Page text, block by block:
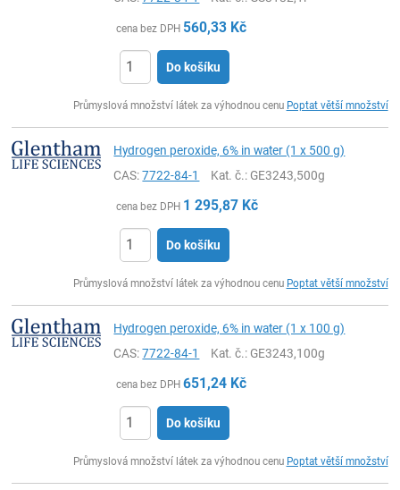
cena bez DPH 560,33 Kč
Do košíku
Průmyslová množství látek za výhodnou cenu Poptat větší množství
Hydrogen peroxide, 6% in water (1 x 500 g)
CAS:7722-84-1 Kat. č.: GE3243,500g
cena bez DPH 1 295,87 Kč
Do košíku
Průmyslová množství látek za výhodnou cenu Poptat větší množství
Hydrogen peroxide, 6% in water (1 x 100 g)
CAS:7722-84-1 Kat. č.: GE3243,100g
cena bez DPH 651,24 Kč
Do košíku
Průmyslová množství látek za výhodnou cenu Poptat větší množství